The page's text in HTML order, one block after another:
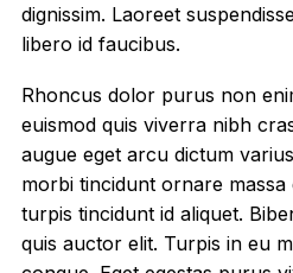
dignissim. Laoreet
libero id faucibus.
Rhoncus dolor purus non
euismod quis viverra nibh
augue eget arcu dictum
morbi tincidunt ornare massa
turpis tincidunt id aliquet.
quis auctor elit. Turpis in eu